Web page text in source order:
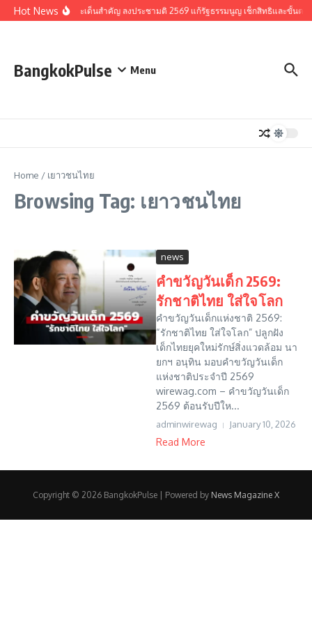
Skip to content
Hot Newsรวมประเด็นสำคัญ ลงประชามติ 2569 แก้รัฐธรรมนูญ เช็กสิทธิและขั้นตอ
BangkokPulse Menu
Home / เยาวชนไทย
Browsing Tag: เยาวชนไทย
news
คำขวัญวันเด็ก 2569:
รักชาติไทย ใส่ใจโลก
คำขวัญวันเด็กแห่งชาติ 2569:
“รักชาติไทย ใส่ใจโลก” ปลูกฝัง
เด็กไทยยุคใหม่รักษ์สิ่งแวดล้อม นา
ยกฯ อนุทิน มอบคำขวัญวันเด็ก
แห่งชาติประจำปี 2569
wirewag.com – คำขวัญวันเด็ก
2569 ต้อนรับปีให...
adminwirewag January 10, 2026
Read More
Copyright © 2026 BangkokPulse | Powered by News Magazine X